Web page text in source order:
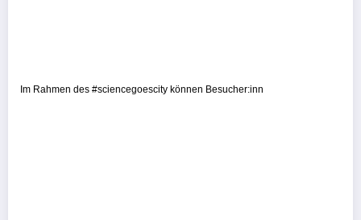
Im Rahmen des #sciencegoescity können Besucher:inn